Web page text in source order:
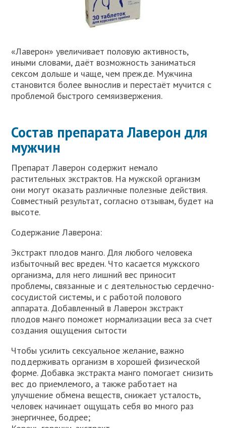
«Лаверон» увеличивает половую активность,
иными словами, даёт возможность заниматься
сексом дольше и чаще, чем прежде. Мужчина
становится более вынослив и перестаёт мучится с
проблемой быстрого семяизвержения.
Состав препарата Лаверон для
мужчин
Препарат Лаверон содержит немало
растительных экстрактов. На мужской организм
они могут оказать различные полезные действия.
Совместный результат, согласно отзывам, будет на
высоте.
Содержание Лаверона:
Экстракт плодов манго. Для любого человека
избыточный вес вреден. Что касается мужского
организма, для него лишний вес приносит
проблемы, связанные и с деятельностью сердечно-
сосудистой системы, и с работой полового
аппарата. Добавленный в Лаверон экстракт
плодов манго поможет нормализации веса за счет
создания ощущения сытости
Чтобы усилить сексуальное желание, важно
поддерживать организм в хорошей физической
форме. Добавка экстракта манго помогает снизить
вес до приемлемого, а также работает на
улучшение обмена веществ, снижает усталость,
человек начинает ощущать себя во много раз
энергичнее, бодрее;